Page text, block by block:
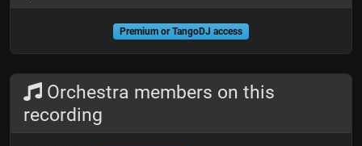
Premium or TangoDJ access
Orchestra members on this
recording